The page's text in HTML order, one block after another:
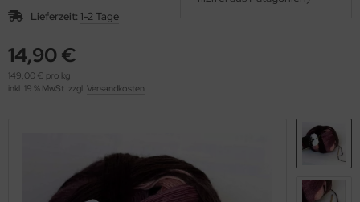
Lieferzeit: 1-2 Tage
14,90 €
149,00 € pro kg
inkl. 19 % MwSt. zzgl. Versandkosten
(276)